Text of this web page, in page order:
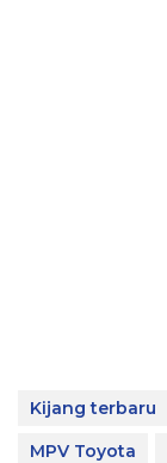
Kijang terbaru
MPV Toyota